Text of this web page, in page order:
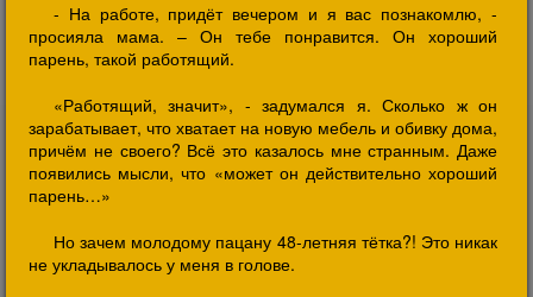
- На работе, придёт вечером и я вас познакомлю, -
просияла мама. – Он тебе понравится. Он хороший
парень, такой работящий.
«Работящий, значит», - задумался я. Сколько ж он
зарабатывает, что хватает на новую мебель и обивку дома,
причём не своего? Всё это казалось мне странным. Даже
появились мысли, что «может он действительно хороший
парень…»
Но зачем молодому пацану 48-летняя тётка?! Это никак
не укладывалось у меня в голове.